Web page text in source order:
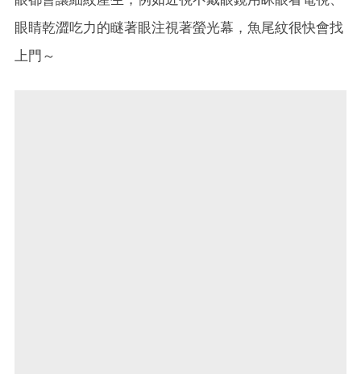
眼睛乾澀吃力的瞇著眼注視著螢光幕，魚尾紋很快會找
上門～